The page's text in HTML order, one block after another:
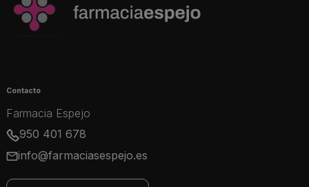
Contacto
Farmacia Espejo
950 401 678
info@farmaciasespejo.es